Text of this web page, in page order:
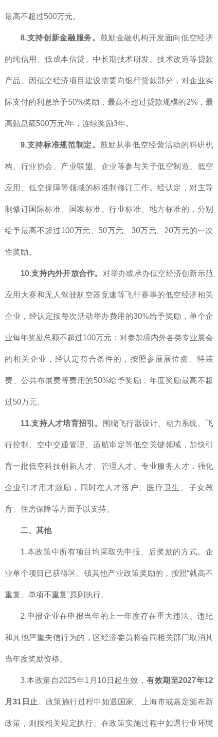
最高不超过500万元。
8.支持创新金融服务。 鼓励金融机构开发面向低空经济
的纯信用、低成本信贷、中长期技术研发、技术改造等贷款
产品。因低空经济项目建设需要向银行贷款部分，对企业实
际支付的利息给予50%奖励，最高不超过贷款规模的2%，最
高贴息额500万元/年，连续奖励3年。
9.支持标准规范制定。 鼓励从事低空经营活动的科研机
构、行业协会、产业联盟、企业等参与关于低空制造、低空
应用、低空保障等领域的标准制修订工作。经认定，对主导
制修订国际标准、国家标准、行业标准、地方标准的，分别
给予最高不超过100万元、50万元、30万元、20万元的一次
性奖励。
10.支持内外开放合作。 对举办或承办低空经济创新示范
应用大赛和无人驾驶航空器竞速等飞行赛事的低空经济相关
企业，经认定按每次活动举办费用的30%给予奖励，单个企
业每年奖励总额不超过100万元；对参加境内外各类专业展会
的相关企业，经认定符合条件的，按照参展展位费、特装
费、公共布展费等费用的50%给予奖励，年度奖励最高不超
过50万元。
11.支持人才培育招引。 围绕飞行器设计、动力系统、飞
行控制、空中交通管理、适航审定等低空关键领域，加快引
育一批低空科技创新人才、管理人才、专业服务人才，强化
企业引才用才激励，同时在人才落户、医疗卫生、子女教
育、住房保障等方面予以支持。
二、其他
1.本政策中所有项目均采取先申报、后奖励的方式。企
业单个项目已获得区、镇其他产业政策奖励的，按照“就高不
重复、单项不重复”原则执行。
2.申报企业在申报当年的上一年度存在重大违法、违纪
和其他严重失信行为的，区经济委员将会同相关部门取消其
当年度奖励资格。
3.本政策自2025年1月10日起生效，有效期至2027年12
月31 日止 。政策施行过程中如遇国家、上海市或嘉定颁布新
政策，则按相关规定执行。在政策实施过程中如遇行业环境